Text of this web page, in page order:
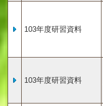
103年度研習資料
103年度研習資料